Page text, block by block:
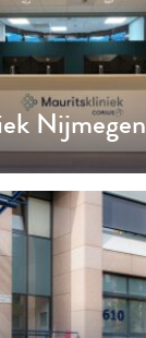
Nijmegen